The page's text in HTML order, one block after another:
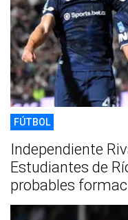
FÚTBOL
Independiente
Estudiantes de
probables